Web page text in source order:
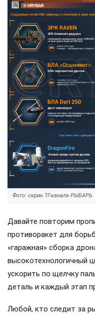
Фото: скрин ТГ-канала РЫБАРЬ
Давайте повторим
противоракет для
«гаражная» сборка
высокотехнологичный
ускорить по щелчку
деталь и каждый этап
Любой, кто следит за